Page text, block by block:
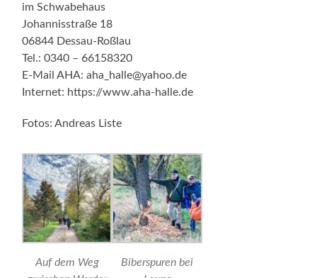
im Schwabehaus
Johannisstraße 18
06844 Dessau-Roßlau
Tel.: 0340 – 66158320
E-Mail AHA: aha_halle@yahoo.de
Internet: https://www.aha-halle.de
Fotos: Andreas Liste
Auf dem Weg
Biberspuren bei